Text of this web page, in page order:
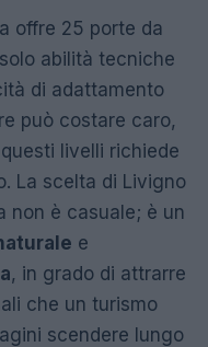
offre 25 porte da
abilità tecniche
di adattamento
può costare caro,
livelli richiede
La scelta di Livigno
non è casuale; è un
e
, in grado di attrarre
che un turismo
scendere lungo